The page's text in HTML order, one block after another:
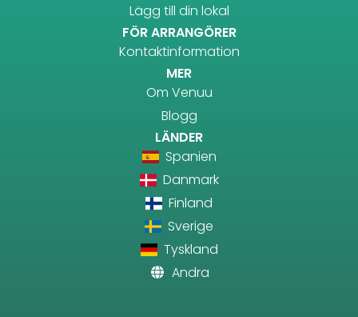
Lägg till din lokal
FÖR ARRANGÖRER
Kontaktinformation
MER
Om Venuu
Blogg
LÄNDER
Spanien
Danmark
Finland
Sverige
Tyskland
Andra